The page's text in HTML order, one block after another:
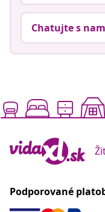
Chatujte s
Podporované